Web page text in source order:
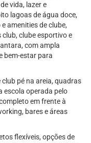
vida, lazer e
lagoas de água doce,
amenities de clube,
clube esportivo e
com ampla
bem-estar para
pé na areia, quadras
escola operada pelo
em frente à
bares e áreas
flexíveis, opções de